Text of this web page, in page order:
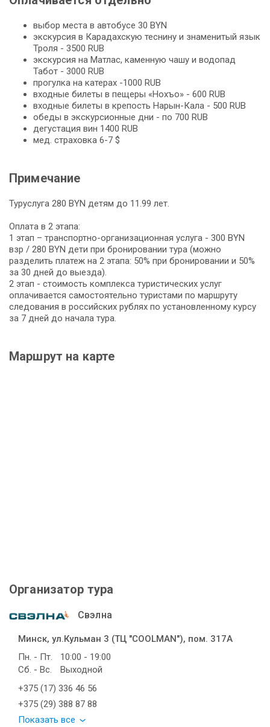
выбор места в автобусе 30 BYN
экскурсия в Карадахскую теснину и знаменитый язык
Троля - 3500 RUB
экскурсия на Матлас, каменную чашу и водопад
Табот - 3000 RUB
прогулка на катерах -1000 RUB
входные билеты в пещеры «Нохъо» - 600 RUB
входные билеты в крепость Нарын-Кала - 500 RUB
обеды в экскурсионные дни - по 700 RUB
дегустация вин 1400 RUB
мед. страховка 6-7 $
Примечание
Туруслуга 280 BYN детям до 11.99 лет.
Оплата в 2 этапа:
1 этап – транспортно-организационная услуга - 300 BYN
взр / 280 BYN дети при бронировании тура (можно
разделить платеж на 2 этапа: 50% при бронировании и 50%
за 30 дней до выезда).
2 этап - стоимость комплекса туристических услуг
оплачивается самостоятельно туристами по маршруту
следования в российских рублях по установленному курсу
за 7 дней до начала тура.
Маршрут на карте
Организатор тура
Свэлна
Минск, ул.Кульман 3 (ТЦ "COOLMAN"), пом. 317А
Пн. - Пт.
10:00 - 19:00
Сб. - Вс.
Выходной
+375 (17) 336 46 56
+375 (29) 388 87 88
Показать все